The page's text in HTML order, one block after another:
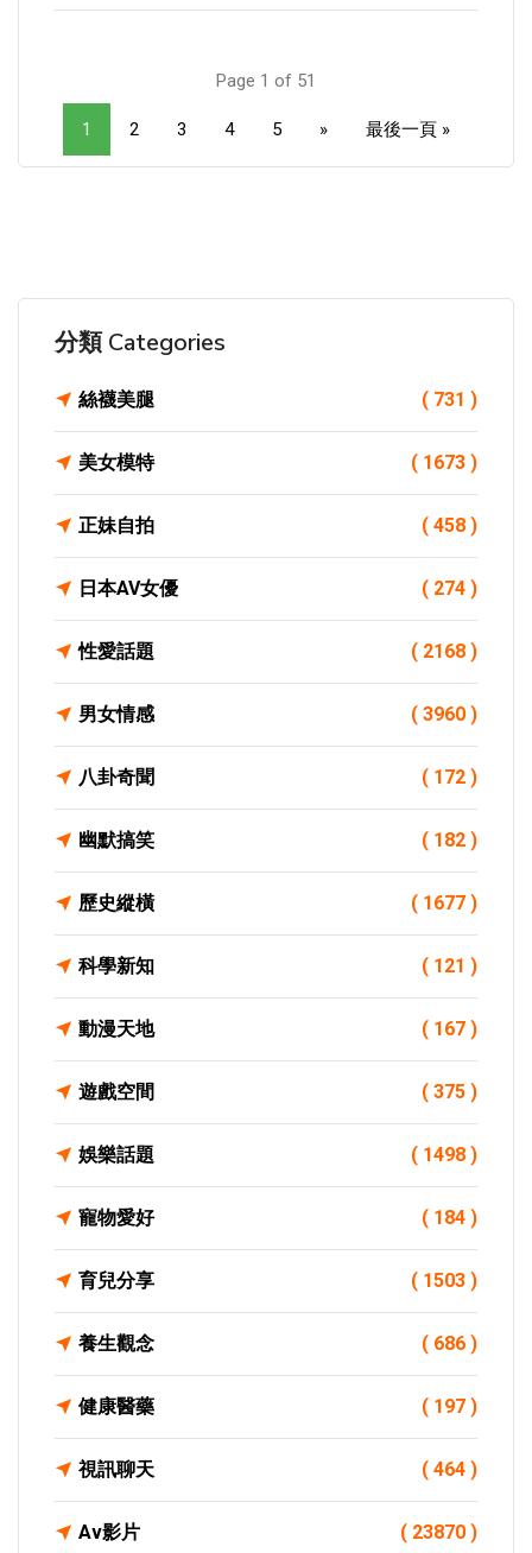
Page 1 of 51
1 2 3 4 5 » 最後一頁 »
分類 Categories
絲襪美腿 ( 731 )
美女模特 ( 1673 )
正妹自拍 ( 458 )
日本AV女優 ( 274 )
性愛話題 ( 2168 )
男女情感 ( 3960 )
八卦奇聞 ( 172 )
幽默搞笑 ( 182 )
歷史縱橫 ( 1677 )
科學新知 ( 121 )
動漫天地 ( 167 )
遊戲空間 ( 375 )
娛樂話題 ( 1498 )
寵物愛好 ( 184 )
育兒分享 ( 1503 )
養生觀念 ( 686 )
健康醫藥 ( 197 )
視訊聊天 ( 464 )
Av影片 ( 23870 )